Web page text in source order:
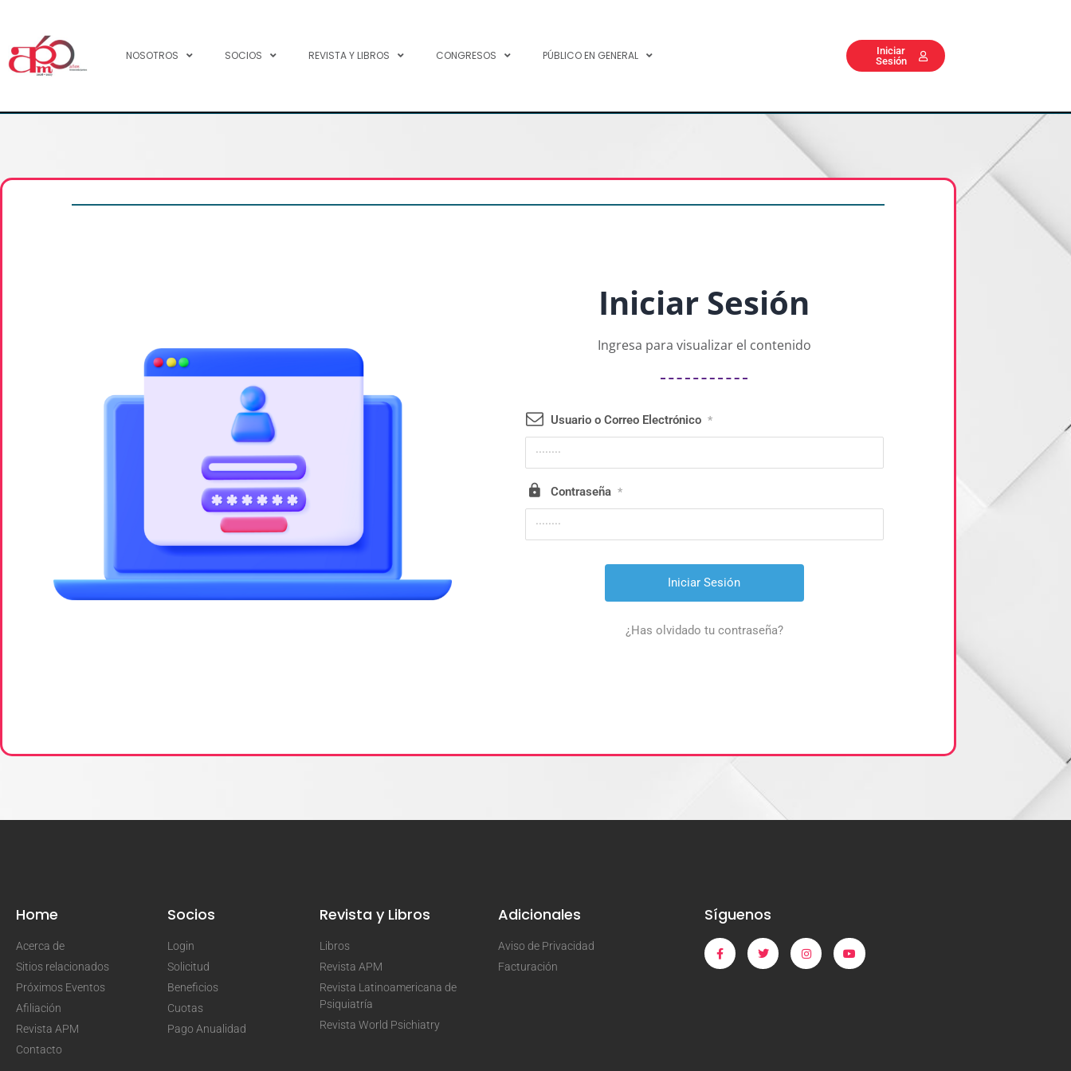
NOSOTROS SOCIOS REVISTA Y LIBROS CONGRESOS PÚBLICO EN GENERAL
Iniciar
Sesión
Iniciar Sesión
Ingresa para visualizar el contenido
Usuario o Correo Electrónico *
Contraseña *
¿Has olvidado tu contraseña?
Home
Acerca de
Sitios relacionados
Próximos Eventos
Afiliación
Revista APM
Contacto
Socios
Login
Solicitud
Beneficios
Cuotas
Pago Anualidad
Revista y Libros
Libros
Revista APM
Revista Latinoamericana de
Psiquiatría
Revista World Psichiatry
Adicionales
Aviso de Privacidad
Facturación
Síguenos